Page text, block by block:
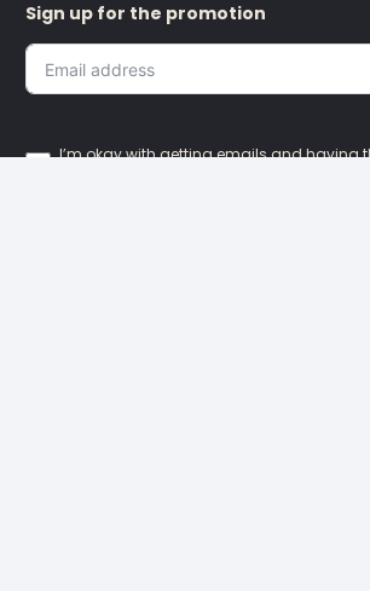
Sign up for the promotion
I’m okay with getting emails and having